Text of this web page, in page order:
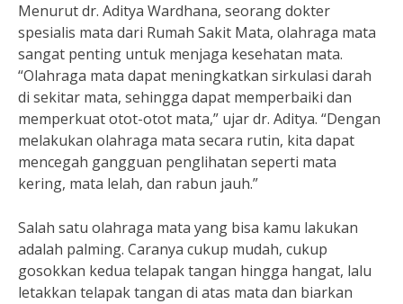
Menurut dr. Aditya Wardhana, seorang dokter
spesialis mata dari Rumah Sakit Mata, olahraga mata
sangat penting untuk menjaga kesehatan mata.
“Olahraga mata dapat meningkatkan sirkulasi darah
di sekitar mata, sehingga dapat memperbaiki dan
memperkuat otot-otot mata,” ujar dr. Aditya. “Dengan
melakukan olahraga mata secara rutin, kita dapat
mencegah gangguan penglihatan seperti mata
kering, mata lelah, dan rabun jauh.”
Salah satu olahraga mata yang bisa kamu lakukan
adalah palming. Caranya cukup mudah, cukup
gosokkan kedua telapak tangan hingga hangat, lalu
letakkan telapak tangan di atas mata dan biarkan